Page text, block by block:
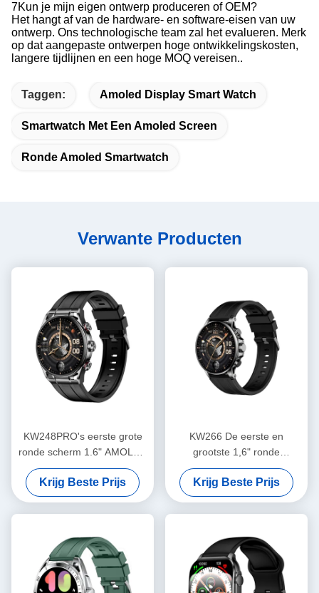
7Kun je mijn eigen ontwerp produceren of OEM?
Het hangt af van de hardware- en software-eisen van uw
ontwerp. Ons technologische team zal het evalueren. Merk
op dat aangepaste ontwerpen hoge ontwikkelingskosten,
langere tijdlijnen en een hoge MOQ vereisen..
Taggen: Amoled Display Smart Watch
Smartwatch Met Een Amoled Screen
Ronde Amoled Smartwatch
Verwante Producten
KW248PRO's eerste grote
ronde scherm 1.6" AMOLED
horloge
Krijg Beste Prijs
KW266 De eerste en
grootste 1,6" ronde
AMOLED smartwatch van de
industrie met Bluetooth-
bellen en geavanceerde
sensoren
Krijg Beste Prijs